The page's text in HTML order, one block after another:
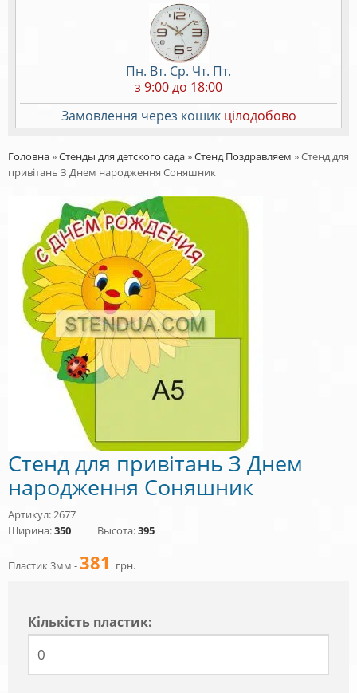
Пн. Вт. Ср. Чт. Пт.
з 9:00 до 18:00
Замовлення через кошик цілодобово
Головна»Стенды для детского сада»Стенд Поздравляем »Стенд для
привітань З Днем народження Соняшник
Стенд для привітань З Днем
народження Соняшник
Артикул: 2677
Ширина:350 Высота:395
Пластик 3мм -381 грн.
Кiлькiсть пластик: